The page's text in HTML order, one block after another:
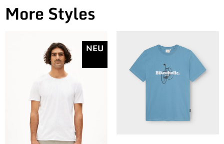
More Styles
NEU